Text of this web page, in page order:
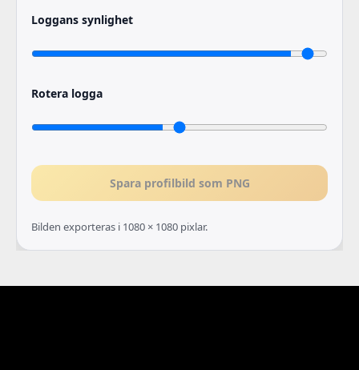
Loggans synlighet
Rotera logga
Spara profilbild som PNG
Bilden exporteras i 1080 × 1080 pixlar.